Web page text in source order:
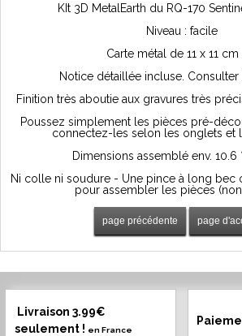
KIt 3D MetalEarth du RQ-170
Niveau : facile
Carte métal de 11 x 11 cm
Notice détaillée incluse.
Finition très aboutie aux gravures très
Poussez simplement les pièces pré-
connectez-les selon les onglets et
Dimensions assemblé env. 10.6
Ni colle ni soudure - Une pince à long bec
pour assembler les pièces
Livraison 3.99€
seulement ! en France